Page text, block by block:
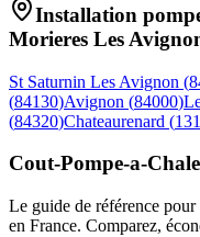
Installation
Morieres Les
St Saturnin Les Avignon (
(84130)Avignon (84000)
(84320)Chateaurenard (
Cout-Pompe-a-
Le guide de référence
en France. Comparez,